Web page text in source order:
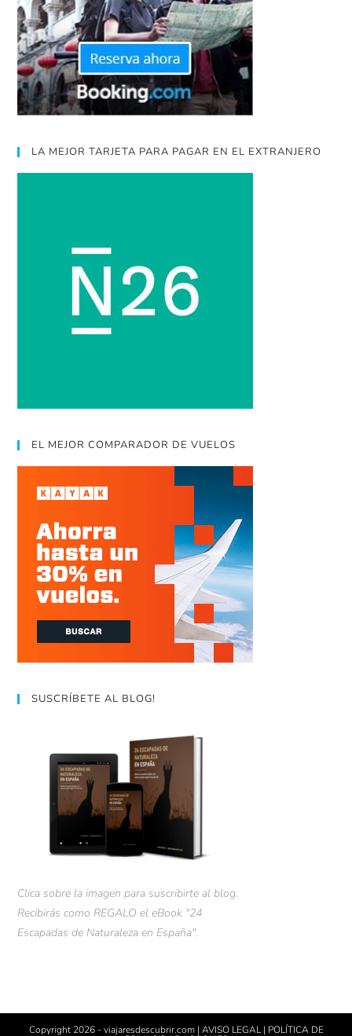
LA MEJOR TARJETA PARA PAGAR EN EL EXTRANJERO
EL MEJOR COMPARADOR DE VUELOS
SUSCRÍBETE AL BLOG!
Clica sobre la imagen para suscribirte al blog.
Recibirás como REGALO el eBook "24
Escapadas de Naturaleza en España".
Copyright 2026 - viajaresdescubrir.com | AVISO LEGAL| POLÍTICA DE